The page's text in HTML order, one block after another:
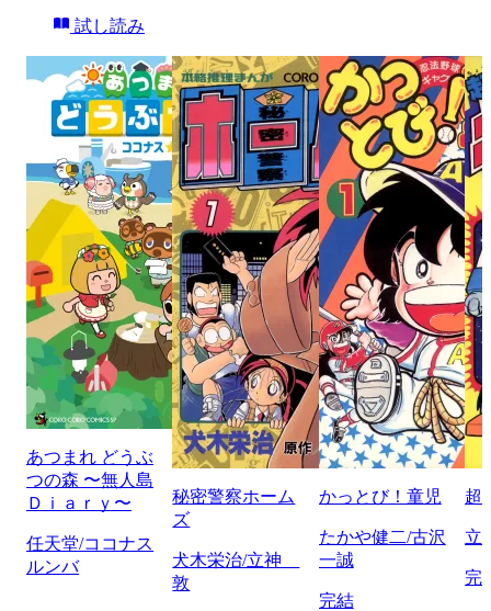
試し読み
あつまれ どうぶ
つの森 〜無人島
Ｄｉａｒｙ〜
任天堂/ココナス
ルンバ
秘密警察ホーム
ズ
犬木栄治/立神
敦
かっとび！童児
たかや健二/古沢
一誠
完結
超
立
完